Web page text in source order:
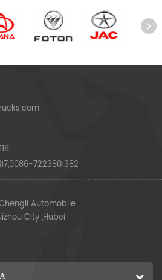
7223801382
Automobile
City ,Hubei